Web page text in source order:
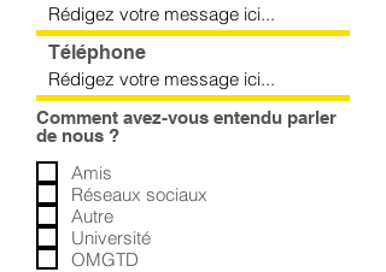
Téléphone
Comment avez-vous entendu parler
de nous ?
Amis
Réseaux sociaux
Autre
Université
OMGTD